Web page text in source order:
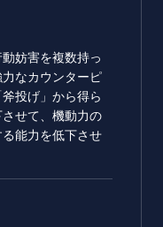
妨害を複数持っ
なカウンターピ
投げ」から得ら
せて、機動力の
能力を低下させ